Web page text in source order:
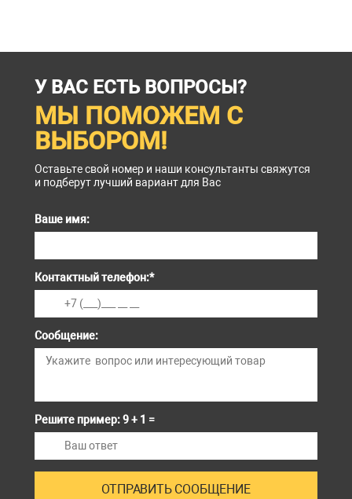
У ВАС ЕСТЬ ВОПРОСЫ?
МЫ ПОМОЖЕМ С
ВЫБОРОМ!
Оставьте свой номер и наши консультанты свяжутся
и подберут лучший вариант для Вас
Ваше имя:
Контактный телефон:*
Сообщение:
Решите пример: 9 + 1 =